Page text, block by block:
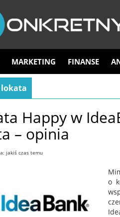
MARKETING FINANSE
Happy w
– opinia
jakiś czas temu
o